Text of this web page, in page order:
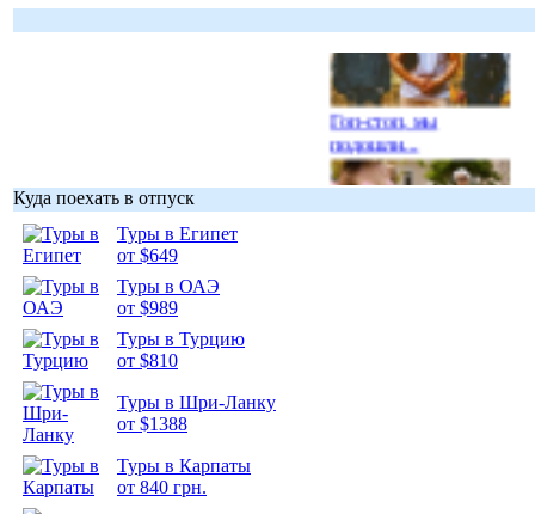
Гоп-стоп, мы
подошли...
Куда поехать в отпуск
Туры в Египет
от $649
Туры в ОАЭ
от $989
Туры в Турцию
от $810
Туры в Шри-Ланку
от $1388
Туры в Карпаты
от 840 грн.